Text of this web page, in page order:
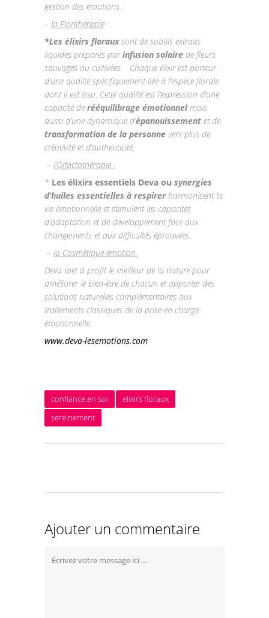
gestion des émotions :
– la Florithérapie :
*Les élixirs florauxsont de subtils extraits
liquides préparés parinfusion solaire de fleurs
sauvages ou cultivées. Chaque élixir est porteur
d’une qualité spécifiquement liée à l’espèce florale
dont il est issu. Cette qualité est l’expression d’une
capacité de rééquilibrage émotionnelmais
aussi d’une dynamique d’épanouissement et de
transformation de la personne vers plus de
créativité et d’authenticité.
– l’Olfactothérapie :
* Les élixirs essentiels Deva ou synergies
d’huiles essentielles à respirerharmonisent la
vie émotionnelle et stimulent les capacités
d’adaptation et de développement face aux
changements et aux difficultés éprouvées.
– la Cosmétique-émotion.
Deva met à profit le meilleur de la nature pour
améliorer le bien-être de chacun et apporter des
solutions naturelles complémentaires aux
traitements classiques de la prise en charge
émotionnelle.
www.deva-lesemotions.com
confiance en soi
elixirs floraux
sereinement
Ajouter un commentaire